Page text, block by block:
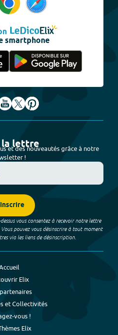
smartphone
la lettre
et des nouveautés grâce à notre
!
vous consentez à recevoir notre lettre
pouvez vous désinscrire à tout moment
via les liens de désinscription.
Elix
et Collectivités
vous !
Elix